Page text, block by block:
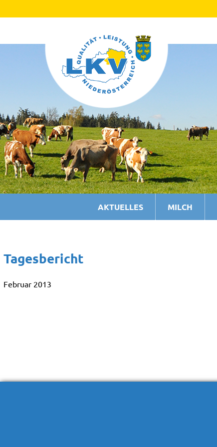
AKTUELLES MILCH
Tagesbericht
Februar 2013